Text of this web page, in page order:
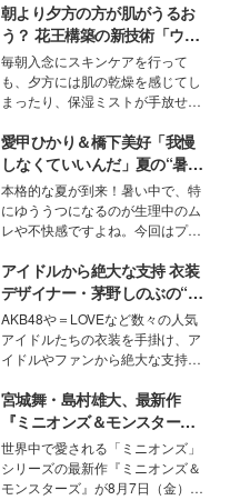
ションの完成度を高めるベースと
して、“髪そのものの美しさ”に改
めて注目する人が増えている様
子。今回は、そんな憧れの艶やか
な髪を日常で叶える、美容好きの
女性たちのヘアケア事情を紹介し
ます。
朝より夕方の方が肌がうるお
う？ 花王構築の新技術「ウォ
ーターキャプチャリングスキ
ン（捕水肌）」がスキンケア
の常識を変える予感
毎朝入念にスキンケアを行って
も、夕方には肌の乾燥を感じてし
まったり、保湿ミストが手放せな
な美容の常識を大きく変える可能
性を秘めた、革新的な「Water
Capturing Skin（ウォーターキャ
プチャリングスキン：捕水肌）」
技術を、花王が構築した。
愛甲ひかり＆橋下美好「我慢
しなくていいんだ」夏の“暑さ
対策”の新しい選択肢とは？
本格的な夏が到来！暑い中で、特
にゆううつになるのが生理中のム
レや不快感ですよね。今回はプラ
モデル・愛甲ひかりさんと橋下美
好さんを迎えて本音で女子会トー
ク。猛暑のお出かけを快適に過ご
すヒントや、2人が感動した夏の
生理の新常識にも迫りました。
アイドルから絶大な支持 衣装
デザイナー・茅野しのぶの“可
愛い”を作る美学＜「シチズン
クロスシー」インタビュー＞
AKB48や＝LOVEなど数々の人気
アイドルたちの衣装を手掛け、ア
イドルやファンから絶大な支持を
取締役兼クリエイティブディレク
ター・茅野しのぶ。一人ひとりの
個性に寄り添い、魅力を引き出す
衣装作りは、多くの女性たちに勇
気と自信を与え続けている。
宮城舞・島村雄大、最新作
『ミニオンズ＆モンスター
ズ』の魅力熱弁 ハチャメチャ
だけじゃない“友情と絆”に感
動
世界中で愛される「ミニオンズ」
シリーズの最新作『ミニオンズ＆
モンスターズ』が8月7日（金）に